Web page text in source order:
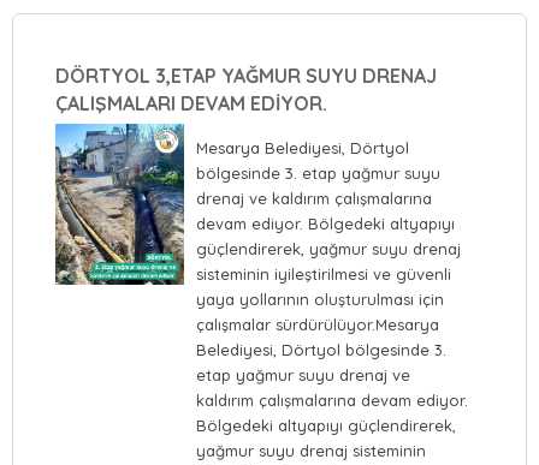
DÖRTYOL 3,ETAP YAĞMUR SUYU DRENAJ
ÇALIŞMALARI DEVAM EDİYOR.
Mesarya Belediyesi, Dörtyol
bölgesinde 3. etap yağmur suyu
drenaj ve kaldırım çalışmalarına
devam ediyor. Bölgedeki altyapıyı
güçlendirerek, yağmur suyu drenaj
sisteminin iyileştirilmesi ve güvenli
yaya yollarının oluşturulması için
çalışmalar sürdürülüyor.Mesarya
Belediyesi, Dörtyol bölgesinde 3.
etap yağmur suyu drenaj ve
kaldırım çalışmalarına devam ediyor.
Bölgedeki altyapıyı güçlendirerek,
yağmur suyu drenaj sisteminin